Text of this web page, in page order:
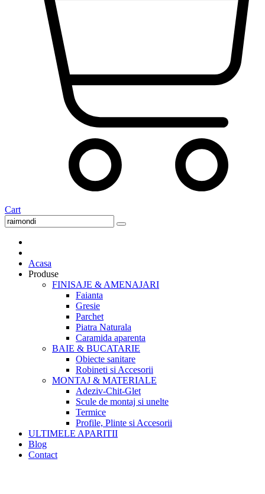
Cart
Acasa
Produse
FINISAJE & AMENAJARI
Faianta
Gresie
Parchet
Piatra Naturala
Caramida aparenta
BAIE & BUCATARIE
Obiecte sanitare
Robineti si Accesorii
MONTAJ & MATERIALE
Adeziv-Chit-Glet
Scule de montaj si unelte
Termice
Profile, Plinte si Accesorii
ULTIMELE APARITII
Blog
Contact